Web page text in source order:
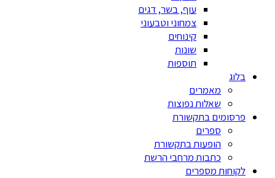
עוף, בשר, דגים
צמחוני וטבעוני
קינוחים
שונות
תוספות
בלוג
מאמרים
שאלות נפוצות
פרסומים בתקשורת
ספרים
הופעות בתקשורת
כתבות מרחבי הרשת
לקוחות מספרים